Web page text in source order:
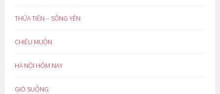
THỪA TIỀN – SỐNG YÊN
CHIỀU MUỘN
HÀ NỘI HÔM NAY
GIÓ SUÔNG